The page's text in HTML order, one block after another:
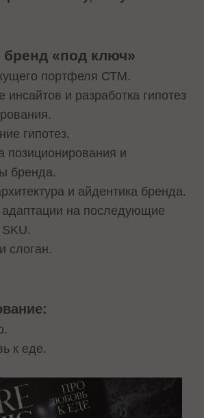
«под ключ»
портфеля СТМ.
и разработка гипотез
гипотез.
позиционирования и
бренда.
и айдентика бренда.
на последующие
слоган.
к еде.